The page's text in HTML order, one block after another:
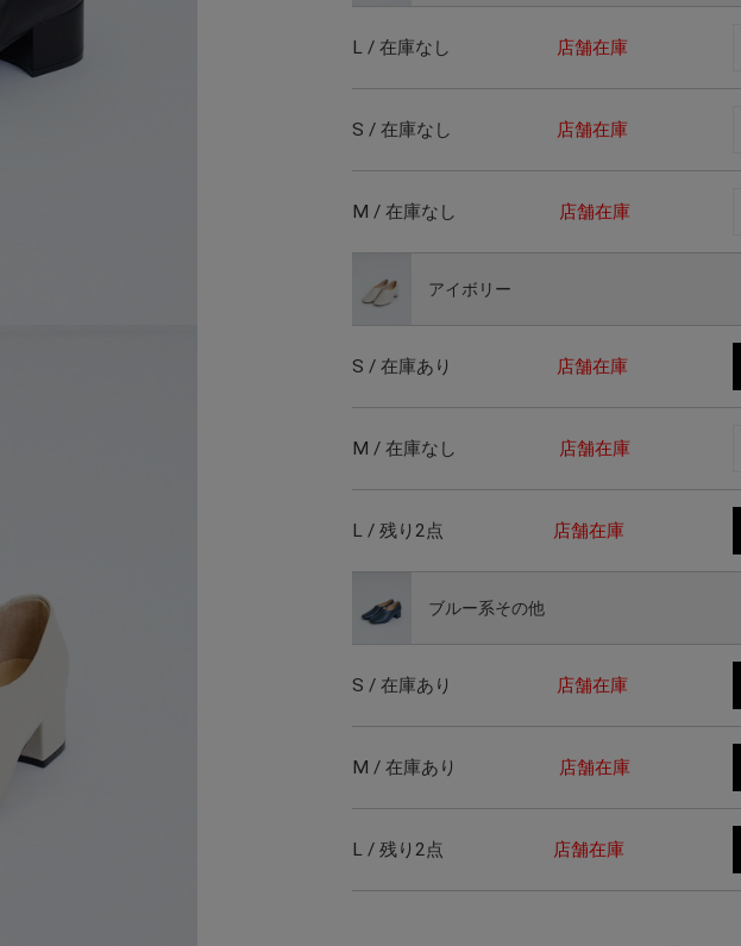
L / 在庫なし 店舗在庫
S / 在庫なし 店舗在庫
M / 在庫なし 店舗在庫
アイボリー
S / 在庫あり 店舗在庫
M / 在庫なし 店舗在庫
L / 残り2点 店舗在庫
ブルー系その他
S / 在庫あり 店舗在庫
M / 在庫あり 店舗在庫
L / 残り2点 店舗在庫